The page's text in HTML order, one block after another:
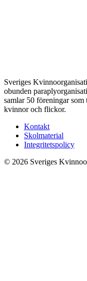
Sveriges
obunden
samlar 50 föreningar som
kvinnor och flickor.
Kontakt
Skolmaterial
Integritetspolicy
© 2026 Sveriges